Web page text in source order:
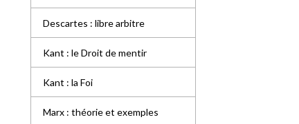
Descartes : libre arbitre
Kant : le Droit de mentir
Kant : la Foi
Marx : théorie et exemples